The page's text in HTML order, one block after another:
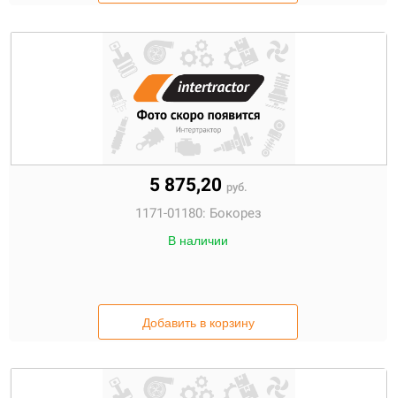
5 875,20 руб.
1171-01180: Бокорез
В наличии
Добавить в корзину